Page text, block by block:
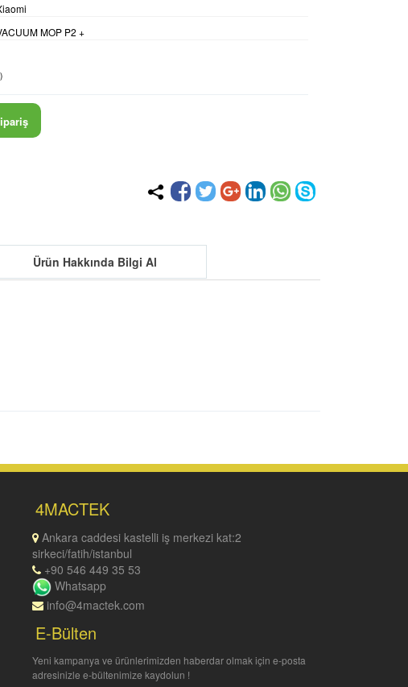
MOP P2 +
Ürün Hakkında Bilgi Al
4MACTEK
Ankara caddesi kastelli iş merkezi kat:2
sirkeci/fatih/istanbul
+90 546 449 35 53
Whatsapp
info@4mactek.com
E-Bülten
Yeni kampanya ve ürünlerimizden haberdar olmak için e-posta
adresinizle e-bültenimize kaydolun !